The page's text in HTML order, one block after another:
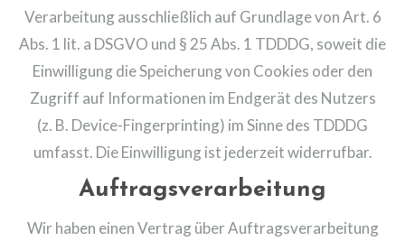
Verarbeitung ausschließlich auf Grundlage von Art. 6
Abs. 1 lit. a DSGVO und § 25 Abs. 1 TDDDG, soweit die
Einwilligung die Speicherung von Cookies oder den
Zugriff auf Informationen im Endgerät des Nutzers
(z. B. Device-Fingerprinting) im Sinne des TDDDG
umfasst. Die Einwilligung ist jederzeit widerrufbar.
Auftragsverarbeitung
Wir haben einen Vertrag über Auftragsverarbeitung